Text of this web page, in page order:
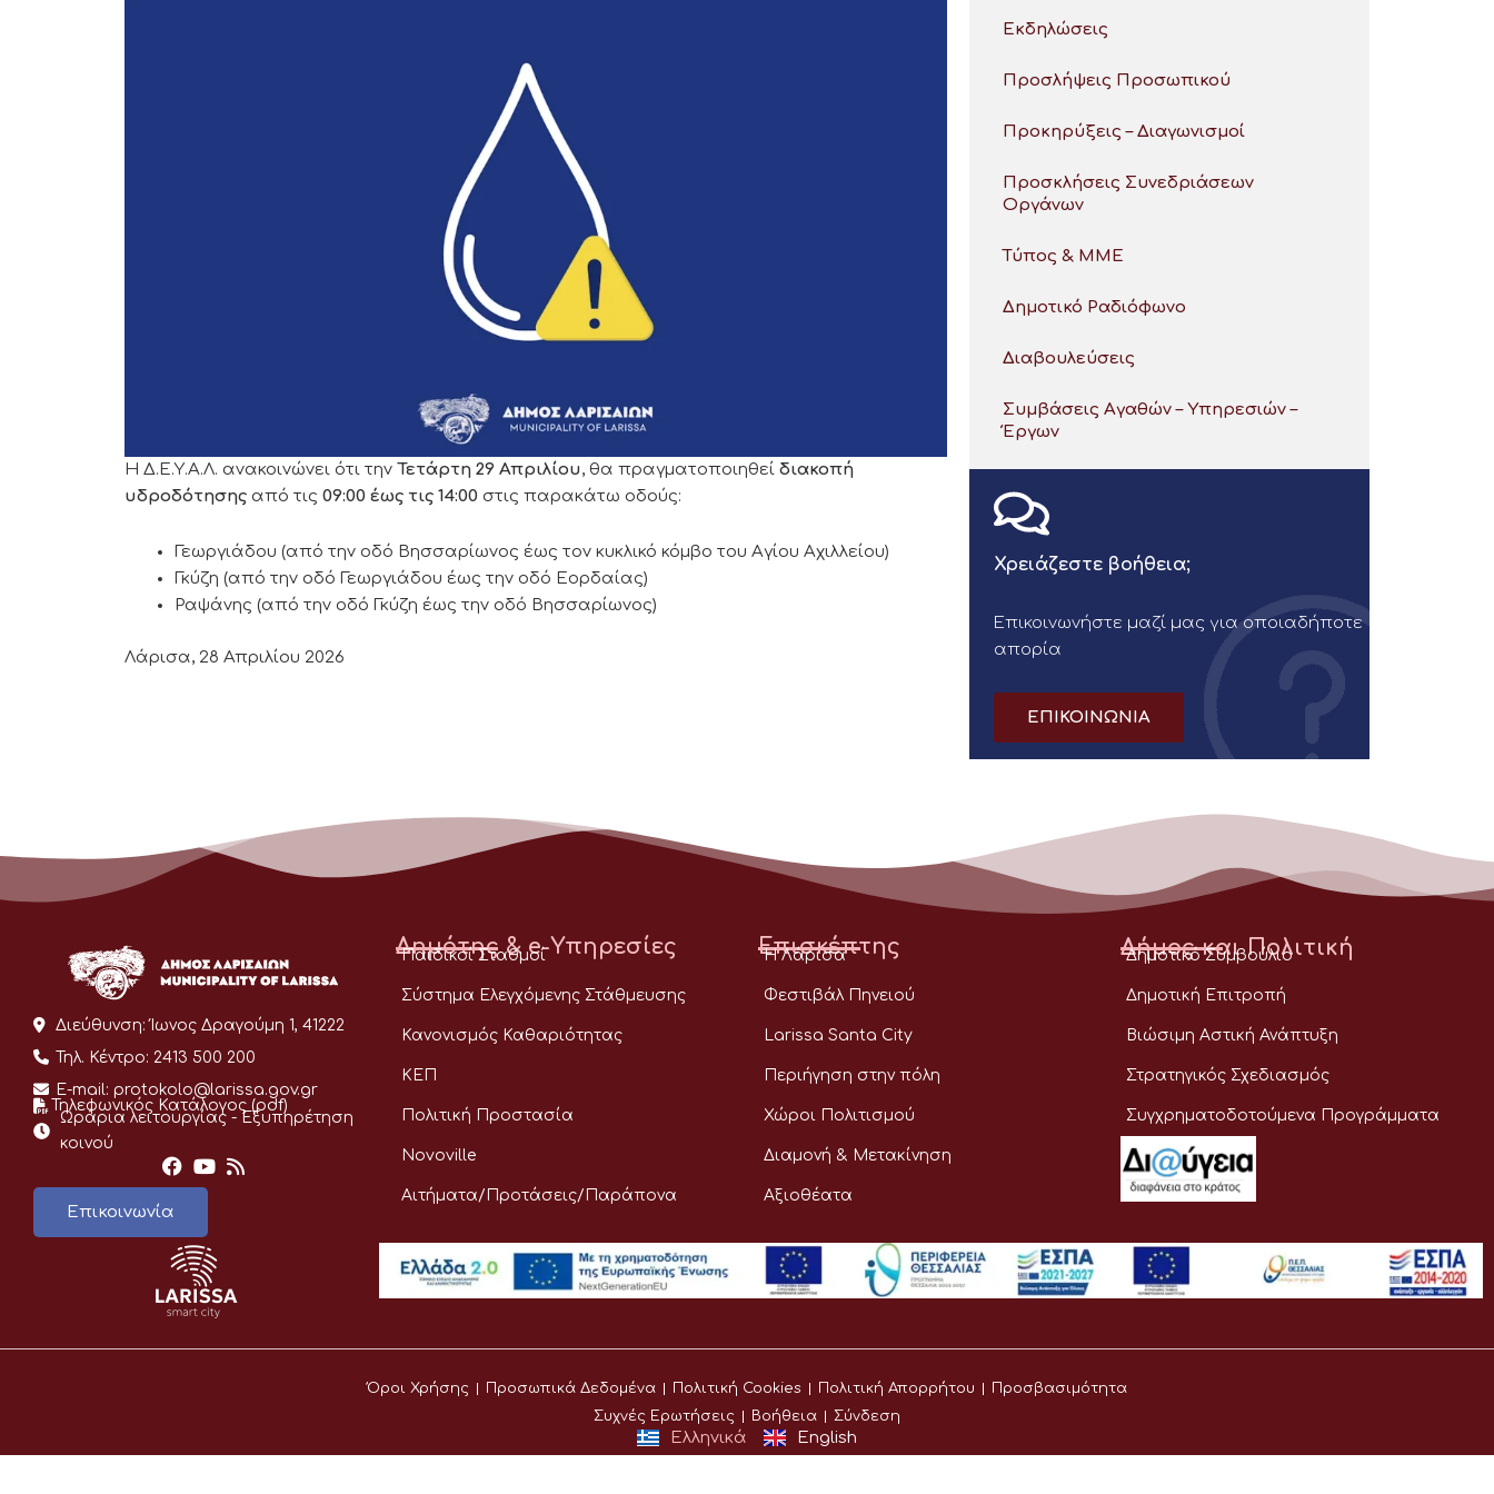
Η Δ.Ε.Υ.Α.Λ. ανακοινώνει ότι την Τετάρτη 29 Απριλίου, θα πραγματοποιηθεί διακοπή
υδροδότησης από τις 09:00 έως τις 14:00 στις παρακάτω οδούς:
Γεωργιάδου (από την οδό Βησσαρίωνος έως τον κυκλικό κόμβο του Αγίου Αχιλλείου)
Γκύζη (από την οδό Γεωργιάδου έως την οδό Εορδαίας)
Ραψάνης (από την οδό Γκύζη έως την οδό Βησσαρίωνος)
Λάρισα, 28 Απριλίου 2026
Εκδηλώσεις
Προσλήψεις Προσωπικού
Προκηρύξεις – Διαγωνισμοί
Προσκλήσεις Συνεδριάσεων
Οργάνων
Τύπος & ΜΜΕ
Δημοτικό Ραδιόφωνο
Διαβουλεύσεις
Συμβάσεις Αγαθών – Υπηρεσιών –
Έργων
Χρειάζεστε βοήθεια;
Επικοινωνήστε μαζί μας για οποιαδήποτε
απορία
ΕΠΙΚΟΙΝΩΝΙΑ
Διεύθυνση: Ίωνος Δραγούμη 1, 41222
Τηλ. Κέντρο: 2413 500 200
E-mail: protokolo@larissa.gov.gr
Τηλεφωνικός Κατάλογος (pdf)
Ωράρια λειτουργίας - Eξυπηρέτηση
κοινού
Επικοινωνία
Δημότης & e-Υπηρεσίες
Παιδικοί Σταθμοί
Σύστημα Ελεγχόμενης Στάθμευσης
Κανονισμός Καθαριότητας
ΚΕΠ
Πολιτική Προστασία
Novoville
Αιτήματα/Προτάσεις/Παράπονα
Επισκέπτης
Η Λάρισα
Φεστιβάλ Πηνειού
Larissa Santa City
Περιήγηση στην πόλη
Χώροι Πολιτισμού
Διαμονή & Μετακίνηση
Αξιοθέατα
Δήμος και Πολιτική
Δημοτικό Συμβούλιο
Δημοτική Επιτροπή
Βιώσιμη Αστική Ανάπτυξη
Στρατηγικός Σχεδιασμός
Συγχρηματοδοτούμενα Προγράμματα
Όροι Χρήσης Προσωπικά Δεδομένα Πολιτική Cookies Πολιτική Απορρήτου
Προσβασιμότητα
Συχνές Ερωτήσεις
Βοήθεια Σύνδεση
Ελληνικά English